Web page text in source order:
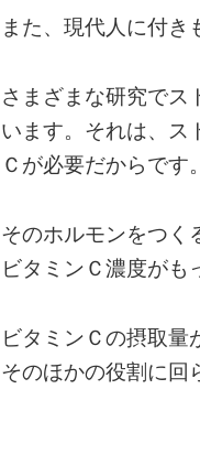
また、現代人に付き
さまざまな研究でス
います。それは、ス
Ｃが必要だからです。
そのホルモンをつく
ビタミンＣ濃度がも
ビタミンＣの摂取量
そのほかの役割に回